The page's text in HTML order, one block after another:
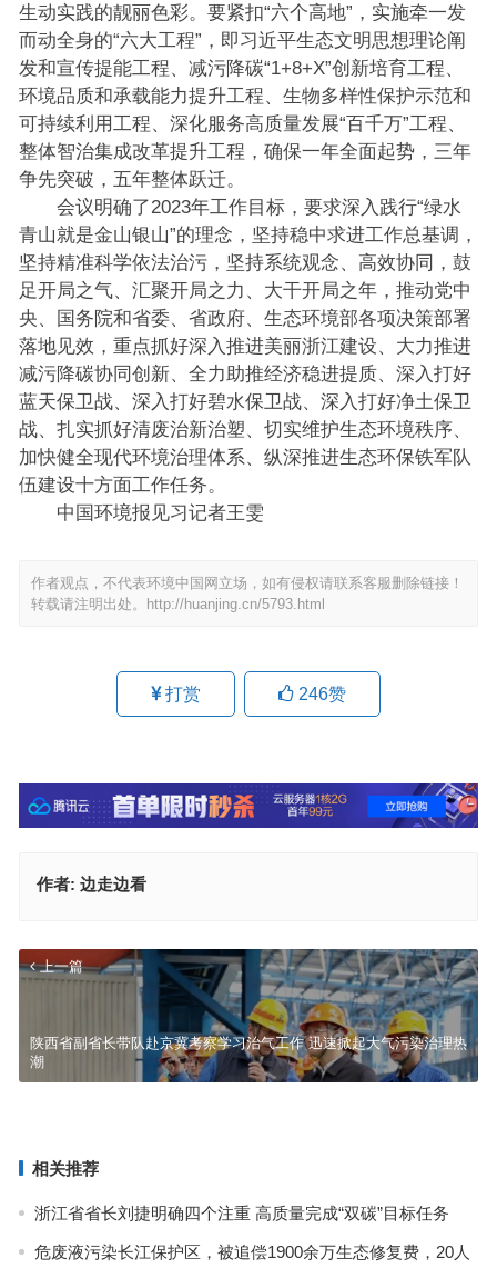
生动实践的靓丽色彩。要紧扣“六个高地”，实施牵一发
而动全身的“六大工程”，即习近平生态文明思想理论阐
发和宣传提能工程、减污降碳“1+8+X”创新培育工程、
环境品质和承载能力提升工程、生物多样性保护示范和
可持续利用工程、深化服务高质量发展“百千万”工程、
整体智治集成改革提升工程，确保一年全面起势，三年
争先突破，五年整体跃迁。
会议明确了2023年工作目标，要求深入践行“绿水
青山就是金山银山”的理念，坚持稳中求进工作总基调，
坚持精准科学依法治污，坚持系统观念、高效协同，鼓
足开局之气、汇聚开局之力、大干开局之年，推动党中
央、国务院和省委、省政府、生态环境部各项决策部署
落地见效，重点抓好深入推进美丽浙江建设、大力推进
减污降碳协同创新、全力助推经济稳进提质、深入打好
蓝天保卫战、深入打好碧水保卫战、深入打好净土保卫
战、扎实抓好清废治新治塑、切实维护生态环境秩序、
加快健全现代环境治理体系、纵深推进生态环保铁军队
伍建设十方面工作任务。
中国环境报见习记者王雯
作者观点，不代表环境中国网立场，如有侵权请联系客服删除链接！
转载请注明出处。
http://huanjing.cn/5793.html
打赏 246赞
作者: 边走边看
上一篇
陕西省副省长带队赴京冀考察学习治气工作 迅速掀起大气污染治理热
潮
青海省生态文明建设和生态环境保护委员会第二次会议召开
相关推荐
浙江省省长刘捷明确四个注重 高质量完成“双碳”目标任务
危废液污染长江保护区，被追偿1900余万生态修复费，20人